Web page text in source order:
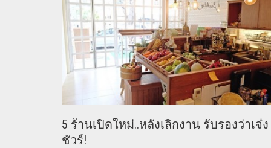
5 ร้านเปิดใหม่..หลังเลิกงาน รับรองว่าเจ๋ง
ชัวร์!